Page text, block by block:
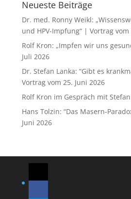
Neueste Beiträge
Dr. med. Ronny Weikl:
und HPV-Impfung“ | Vortrag vom
Rolf Kron: „Impfen wir uns
Juli 2026
Dr. Stefan Lanka: “Gibt es
Vortrag vom 25. Juni 2026
Rolf Kron im Gespräch mit
Hans Tolzin: “Das Masern-
Juni 2026
mail